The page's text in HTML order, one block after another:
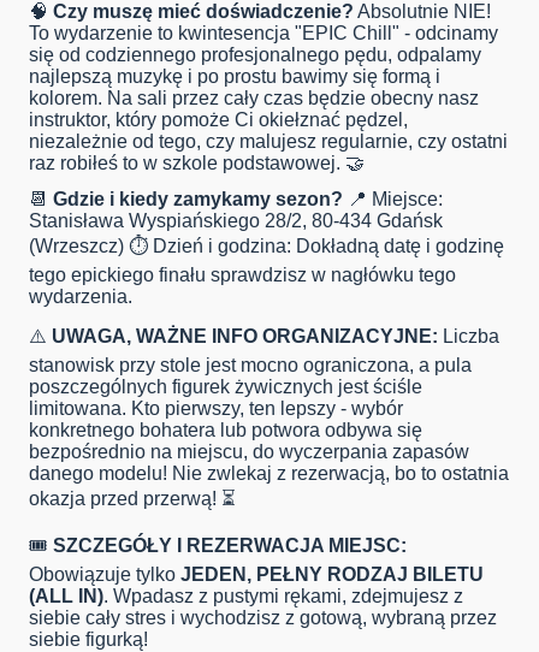
🧠 Czy muszę mieć doświadczenie? Absolutnie NIE!
To wydarzenie to kwintesencja "EPIC Chill" - odcinamy
się od codziennego profesjonalnego pędu, odpalamy
najlepszą muzykę i po prostu bawimy się formą i
kolorem. Na sali przez cały czas będzie obecny nasz
instruktor, który pomoże Ci okiełznać pędzel,
niezależnie od tego, czy malujesz regularnie, czy ostatni
raz robiłeś to w szkole podstawowej. 🤝
📆 Gdzie i kiedy zamykamy sezon? 📍 Miejsce:
Stanisława Wyspiańskiego 28/2, 80-434 Gdańsk
(Wrzeszcz) ⏱️ Dzień i godzina: Dokładną datę i godzinę
tego epickiego finału sprawdzisz w nagłówku tego
wydarzenia.
⚠️ UWAGA, WAŻNE INFO ORGANIZACYJNE: Liczba
stanowisk przy stole jest mocno ograniczona, a pula
poszczególnych figurek żywicznych jest ściśle
limitowana. Kto pierwszy, ten lepszy - wybór
konkretnego bohatera lub potwora odbywa się
bezpośrednio na miejscu, do wyczerpania zapasów
danego modelu! Nie zwlekaj z rezerwacją, bo to ostatnia
okazja przed przerwą! ⏳
🎟️ SZCZEGÓŁY I REZERWACJA MIEJSC:
Obowiązuje tylko JEDEN, PEŁNY RODZAJ BILETU
(ALL IN). Wpadasz z pustymi rękami, zdejmujesz z
siebie cały stres i wychodzisz z gotową, wybraną przez
siebie figurką!